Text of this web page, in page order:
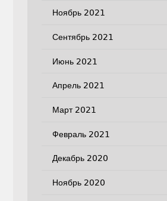
Ноябрь 2021
Сентябрь 2021
Июнь 2021
Апрель 2021
Март 2021
Февраль 2021
Декабрь 2020
Ноябрь 2020